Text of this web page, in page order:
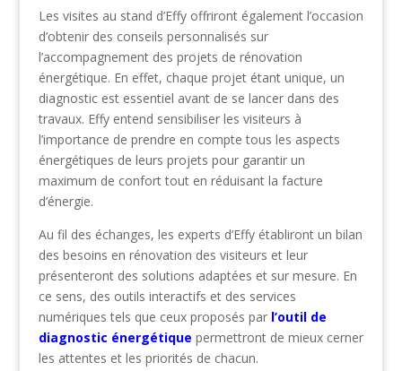
Les visites au stand d’Effy offriront également l’occasion
d’obtenir des conseils personnalisés sur
l’accompagnement des projets de rénovation
énergétique. En effet, chaque projet étant unique, un
diagnostic est essentiel avant de se lancer dans des
travaux. Effy entend sensibiliser les visiteurs à
l’importance de prendre en compte tous les aspects
énergétiques de leurs projets pour garantir un
maximum de confort tout en réduisant la facture
d’énergie.
Au fil des échanges, les experts d’Effy établiront un bilan
des besoins en rénovation des visiteurs et leur
présenteront des solutions adaptées et sur mesure. En
ce sens, des outils interactifs et des services
numériques tels que ceux proposés par l’outil de
diagnostic énergétique permettront de mieux cerner
les attentes et les priorités de chacun.